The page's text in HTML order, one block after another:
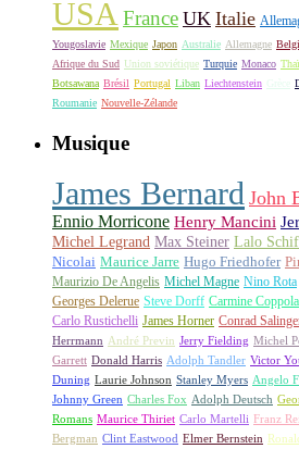
USA France UK Italie
Yougoslavie Mexique Japon Australie Allemagne
Afrique du Sud Union soviétique Turquie Monaco
Botsawana Brésil Portugal Liban Liechtenstein Grèce
Roumanie Nouvelle-Zélande
Musique
James Bernard John
Ennio Morricone Henry Mancini
Michel Legrand Max Steiner Lalo
Nicolai Maurice Jarre Hugo Friedhofer
Maurizio De Angelis Michel Magne Nino Rota
Georges Delerue Steve Dorff Carmine Coppola
Carlo Rustichelli James Horner Conrad
Herrmann André Previn Jerry Fielding Michel
Garrett Donald Harris Adolph Tandler Victor
Duning Laurie Johnson Stanley Myers Angelo
Johnny Green Charles Fox Adolph Deutsch
Romans Maurice Thiriet Carlo Martelli Franz
Bergman Clint Eastwood Elmer Bernstein